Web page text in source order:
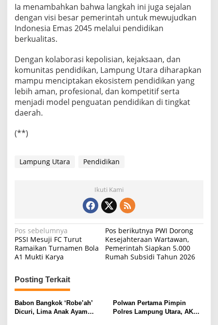
Ia menambahkan bahwa langkah ini juga sejalan
dengan visi besar pemerintah untuk mewujudkan
Indonesia Emas 2045 melalui pendidikan
berkualitas.
Dengan kolaborasi kepolisian, kejaksaan, dan
komunitas pendidikan, Lampung Utara diharapkan
mampu menciptakan ekosistem pendidikan yang
lebih aman, profesional, dan kompetitif serta
menjadi model penguatan pendidikan di tingkat
daerah.
(**)
Lampung Utara Pendidikan
Ikuti Kami
N
a
v
i
g
a
s
Pos sebelumnya
PSSI Mesuji FC Turut
Ramaikan Turnamen Bola
A1 Mukti Karya
Pos berikutnya PWI Dorong
Kesejahteraan Wartawan,
Pemerintah Siapkan 5.000
Rumah Subsidi Tahun 2026
Posting Terkait
Babon Bangkok ‘Robe’ah’
Dicuri, Lima Anak Ayam
Polwan Pertama Pimpin
Polres Lampung Utara, AKBP